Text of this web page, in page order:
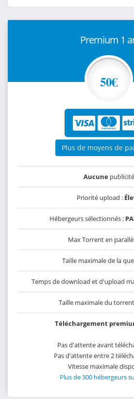
Premium 1
50€
Plus de moyens de
Aucunepublicité
Priorité upload :
Hébergeurs sélectionnés :
Max Torrent en
Taille maximale de la
Temps de download et d'upload
Taille maximale du
Téléchargement
Pas d'attente avant
Pas d'attente entre 2
Vitesse maximale
Plus de 300 hébergeurs